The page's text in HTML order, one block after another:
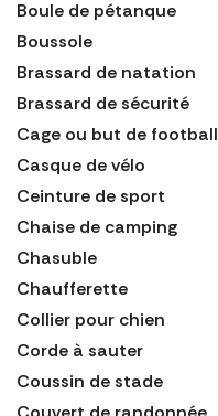
Boule de pétanque
Boussole
Brassard de natation
Brassard de sécurité
Cage ou but de football
Casque de vélo
Ceinture de sport
Chaise de camping
Chasuble
Chaufferette
Collier pour chien
Corde à sauter
Coussin de stade